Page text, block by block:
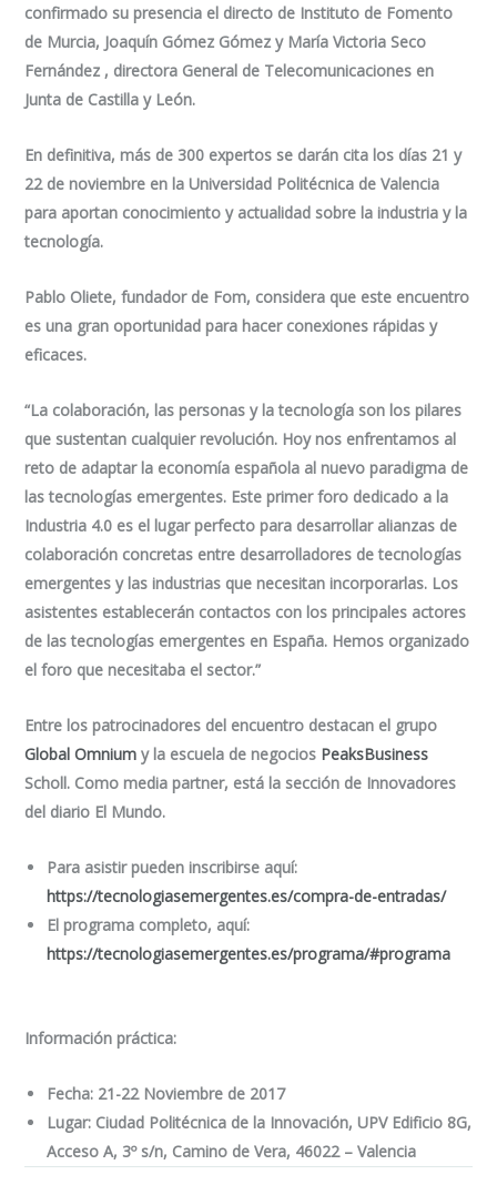
confirmado su presencia el directo de Instituto de Fomento
de Murcia, Joaquín Gómez Gómez y María Victoria Seco
Fernández , directora General de Telecomunicaciones en
Junta de Castilla y León.
En definitiva, más de 300 expertos se darán cita los días 21 y
22 de noviembre en la Universidad Politécnica de Valencia
para aportan conocimiento y actualidad sobre la industria y la
tecnología.
Pablo Oliete, fundador de Fom, considera que este encuentro
es una gran oportunidad para hacer conexiones rápidas y
eficaces.
“La colaboración, las personas y la tecnología son los pilares
que sustentan cualquier revolución. Hoy nos enfrentamos al
reto de adaptar la economía española al nuevo paradigma de
las tecnologías emergentes. Este primer foro dedicado a la
Industria 4.0 es el lugar perfecto para desarrollar alianzas de
colaboración concretas entre desarrolladores de tecnologías
emergentes y las industrias que necesitan incorporarlas. Los
asistentes establecerán contactos con los principales actores
de las tecnologías emergentes en España. Hemos organizado
el foro que necesitaba el sector.”
Entre los patrocinadores del encuentro destacan el grupo
Global Omnium y la escuela de negocios PeaksBusiness
Scholl. Como media partner, está la sección de Innovadores
del diario El Mundo.
Para asistir pueden inscribirse aquí:
https://tecnologiasemergentes.es/compra-de-entradas/
El programa completo, aquí:
https://tecnologiasemergentes.es/programa/#programa
Información práctica:
Fecha: 21-22 Noviembre de 2017
Lugar: Ciudad Politécnica de la Innovación, UPV Edificio 8G,
Acceso A, 3º s/n, Camino de Vera, 46022 – Valencia